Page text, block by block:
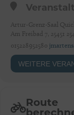
Artur-Grenz-Saal
Am Freibad 7, 25451
015228952580
WEITERE
Route